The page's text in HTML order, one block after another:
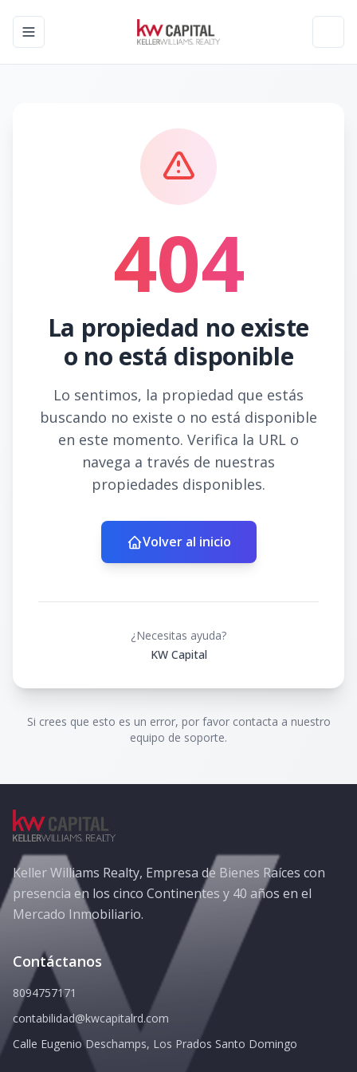
Toggle navigation menu
404
La propiedad no existe
o no está disponible
Lo sentimos, la propiedad que estás
buscando no existe o no está disponible
en este momento. Verifica la URL o
navega a través de nuestras
propiedades disponibles.
Volver al inicio
¿Necesitas ayuda?
KW Capital
Si crees que esto es un error, por favor contacta a nuestro
equipo de soporte.
Keller Williams Realty, Empresa de Bienes Raíces con
presencia en los cinco Continentes y 40 años en el
Mercado Inmobiliario.
Contáctanos
8094757171
contabilidad@kwcapitalrd.com
Calle Eugenio Deschamps, Los Prados Santo Domingo